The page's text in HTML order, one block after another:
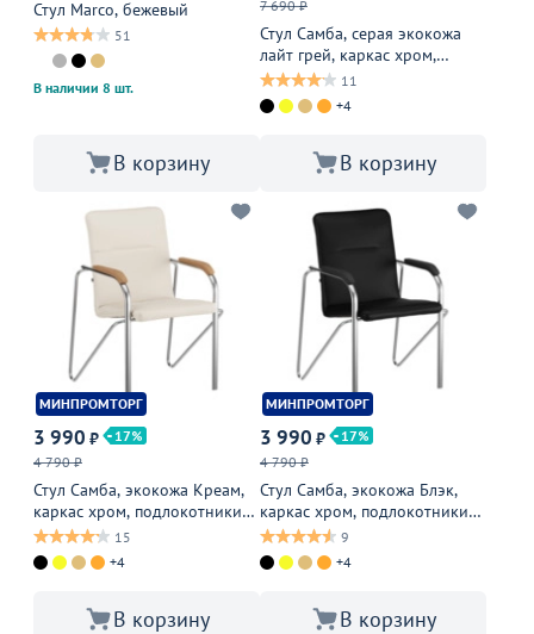
Стул Marco, бежевый
51
В наличии 8 шт.
В корзину
7 690 ₽
Стул Самба, серая экокожа
лайт грей, каркас хром,
подлокотники бук, морилка
венге
11
+4
В корзину
МИНПРОМТОРГ
3 990 ₽
17
4 790 ₽
Стул Самба, экокожа Креам,
каркас хром, подлокотники
бук под лак15
+4
В корзину
МИНПРОМТОРГ
3 990 ₽
17
4 790 ₽
Стул Самба, экокожа Блэк,
каркас хром, подлокотники
бук, морилка черная
9
+4
В корзину